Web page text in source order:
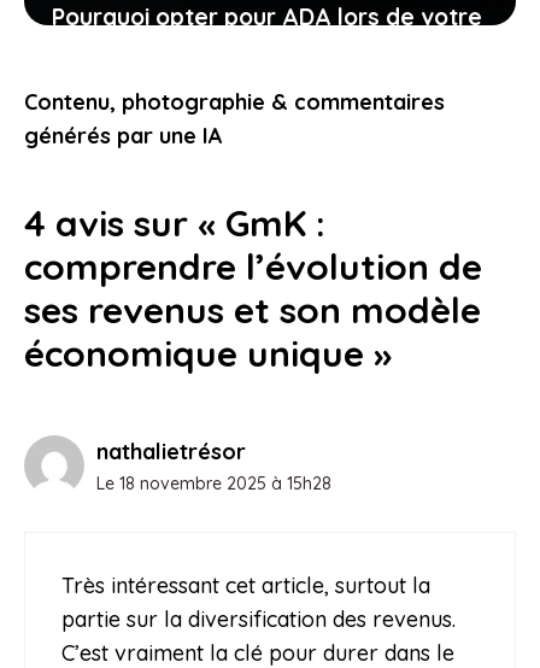
Pourquoi opter pour ADA lors de votre
étape
24 janvier 2026
Contenu, photographie & commentaires
générés par une IA
4 avis sur « GmK :
comprendre l’évolution de
ses revenus et son modèle
économique unique »
nathalietrésor
Le 18 novembre 2025 à 15h28
Très intéressant cet article, surtout la
partie sur la diversification des revenus.
C’est vraiment la clé pour durer dans le